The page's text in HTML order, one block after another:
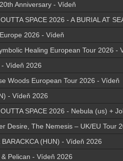
Anniversary - Vídeň
SPACE 2026 - A BURIAL AT
2026 - Vídeň
Healing European Tour 2026 -
Vídeň 2026
Woods European Tour 2026 - Vídeň
- Vídeň 2026
SPACE 2026 - Nebula (us) +
Desire, The Nemesis – UK/EU Tour
(HUN) - Vídeň 2026
Pelican - Vídeň 2026